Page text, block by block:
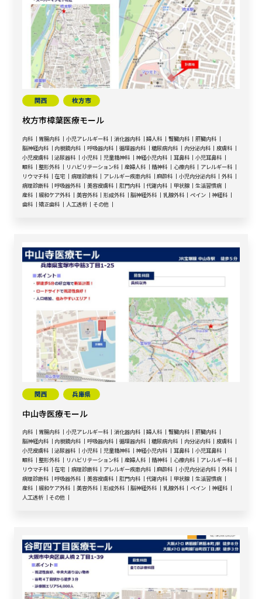
関西 枚方市
枚方市樟葉医療モール
内科 胃腸内科 小児アレルギー科 消化器内科 婦人科 腎臓内科
肝臓内科
脳神経内科
内視鏡内科 呼吸器内科 循環器内科 糖尿病内科 内分泌内科
皮膚科
小児皮膚科
泌尿器科 小児科 児童精神科 神経小児内科 耳鼻科
小児耳鼻科
眼科
整形外科 リハビリテーション科 産婦人科 精神科 心療内科
アレルギー科
リウマチ科
在宅 病理診断科 アレルギー疾患内科 麻酔科 小児内分泌内科
外科
病理診断科
呼吸器外科 美容皮膚科 肛門内科 代謝内科 甲状腺
生活習慣病
産科
緩和ケア外科 美容外科 形成外科 脳神経外科 乳腺外科 ペイン
神経科
歯科
矯正歯科 人工透析 その他
関西 兵庫県
中山寺医療モール
内科 胃腸内科 小児アレルギー科 消化器内科 婦人科 腎臓内科
肝臓内科
脳神経内科
内視鏡内科 呼吸器内科 循環器内科 糖尿病内科 内分泌内科
皮膚科
小児皮膚科
泌尿器科 小児科 児童精神科 神経小児内科 耳鼻科
小児耳鼻科
眼科
整形外科 リハビリテーション科 産婦人科 精神科 心療内科
アレルギー科
リウマチ科
在宅 病理診断科 アレルギー疾患内科 麻酔科 小児内分泌内科
外科
病理診断科
呼吸器外科 美容皮膚科 肛門内科 代謝内科 甲状腺
生活習慣病
産科
緩和ケア外科 美容外科 形成外科 脳神経外科 乳腺外科 ペイン
神経科
人工透析
その他